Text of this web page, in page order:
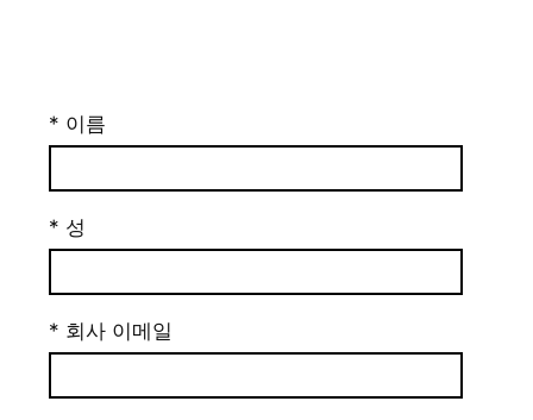
* 이름
* 성
* 회사 이메일